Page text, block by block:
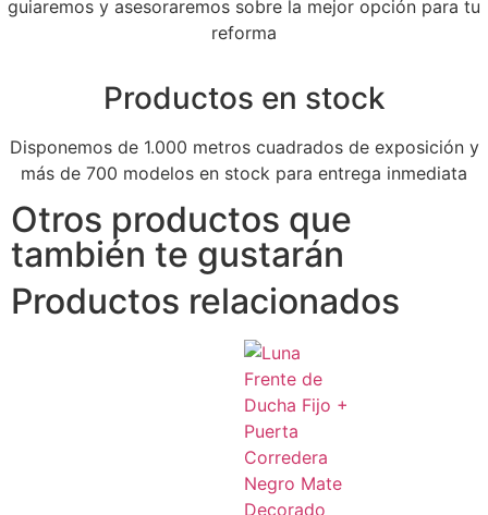
guiaremos y asesoraremos sobre la mejor opción para tu
reforma
Productos en stock
Disponemos de 1.000 metros cuadrados de exposición y
más de 700 modelos en stock para entrega inmediata
Otros productos que
también te gustarán
Productos relacionados